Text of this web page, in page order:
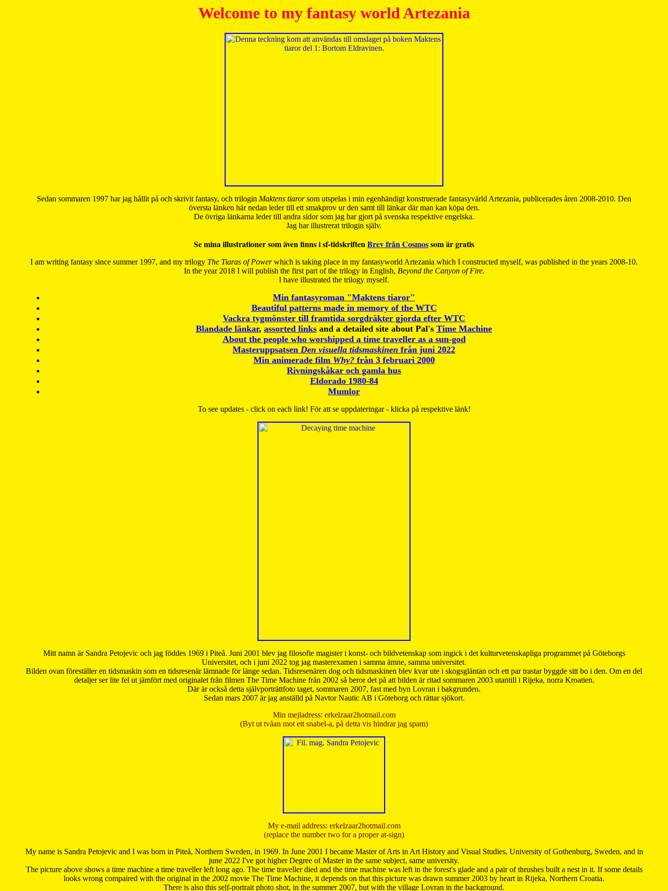
Welcome to my fantasy world Artezania
Sedan sommaren 1997 har jag hållit på och skrivit fantasy, och trilogin Maktens tiarorsom utspelas i min egenhändigt konstruerade fantasyvärld Artezania, publicerades åren 2008-2010. Den
översta länken här nedan leder till ett smakprov ur den samt till länkar där man kan köpa den.
De övriga länkarna leder till andra sidor som jag har gjort på svenska respektive engelska.
Jag har illustrerat trilogin själv.
Se mina illustrationer som även finns i sf-tidskriftenBrev från Cosmossom är gratis
I am writing fantasy since summer 1997, and my trilogy The Tiaras of Powerwhich is taking place in my fantasyworld Artezania which I constructed myself, was published in the years 2008-10.
In the year 2018 I will publish the first part of the trilogy in English, Beyond the Canyon of Fire.
I have illustrated the trilogy myself.
Min fantasyroman "Maktens tiaror"
Beautiful patterns made in memory of the WTC
Vackra tygmönster till framtida sorgdräkter gjorda efter WTC
Blandade länkar, assorted links and a detailed site about Pal's Time Machine
About the people who worshipped a time traveller as a sun-god
Masteruppsatsen Den visuella tidsmaskinen från juni 2022
Min animerade film Why?från 3 februari 2000
Rivningskåkar och gamla hus
Eldorado 1980-84
Mumlor
To see updates - click on each link! För att se uppdateringar - klicka på respektive länk!
Mitt namn är Sandra Petojevic och jag föddes 1969 i Piteå. Juni 2001 blev jag filosofie magister i konst- och bildvetenskap som ingick i det kulturvetenskapliga programmet på Göteborgs
Universitet, och i juni 2022 tog jag masterexamen i samma ämne, samma universitet.
Bilden ovan föreställer en tidsmaskin som en tidsresenär lämnade för länge sedan. Tidsresenären dog och tidsmaskinen blev kvar ute i skogsgläntan och ett par trastar byggde sitt bo i den. Om en del
detaljer ser lite fel ut jämfört med originalet från filmen The Time Machine från 2002 så beror det på att bilden är ritad sommaren 2003 utantill i Rijeka, norra Kroatien.
Där är också detta självporträttfoto taget, sommaren 2007, fast med byn Lovran i bakgrunden.
Sedan mars 2007 är jag anställd på Navtor Nautic AB i Göteborg och rättar sjökort.
Min mejladress: erkelzaar2hotmail.com
(Byt ut tvåan mot ett snabel-a, på detta vis hindrar jag spam)
My e-mail address: erkelzaar2hotmail.com
(replace the number two for a proper at-sign)
My name is Sandra Petojevic and I was born in Piteå, Northern Sweden, in 1969. In June 2001 I became Master of Arts in Art History and Visual Studies, University of Gothenburg, Sweden, and in
june 2022 I've got higher Degree of Master in the same subject, same university.
The picture above shows a time machine a time traveller left long ago. The time traveller died and the time machine was left in the forest's glade and a pair of thrushes built a nest in it. If some details
looks wrong compaired with the original in the 2002 movie The Time Machine, it depends on that this picture was drawn summer 2003 by heart in Rijeka, Northern Croatia.
There is also this self-portrait photo shot, in the summer 2007, but with the village Lovran in the background.